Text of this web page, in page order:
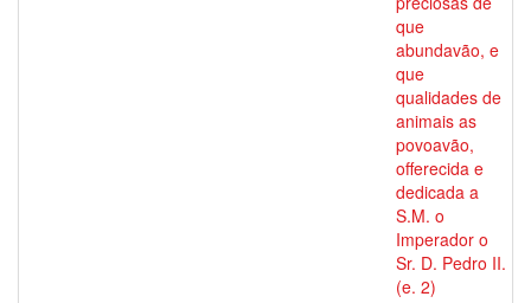
que
abundavão, e
que
qualidades de
animais as
povoavão,
offerecida e
dedicada a
S.M. o
Imperador o
Sr. D. Pedro II.
(e. 2)